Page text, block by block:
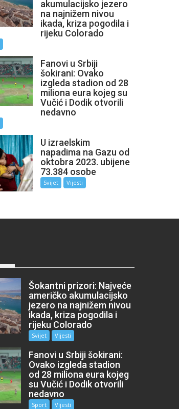
akumulacijsko jezero
na najnižem nivou
ikada, kriza pogodila i
rijeku Colorado
Fanovi u Srbiji
šokirani: Ovako
izgleda stadion od 28
miliona eura kojeg su
Vučić i Dodik otvorili
nedavno
U izraelskim
napadima na Gazu od
oktobra 2023. ubijene
73.384 osobe
Svijet Vijesti
Šokantni prizori: Najveće
američko akumulacijsko
jezero na najnižem nivou
ikada, kriza pogodila i
rijeku Colorado
Svijet Vijesti
Fanovi u Srbiji šokirani:
Ovako izgleda stadion
od 28 miliona eura kojeg
su Vučić i Dodik otvorili
nedavno
Sport Vijesti